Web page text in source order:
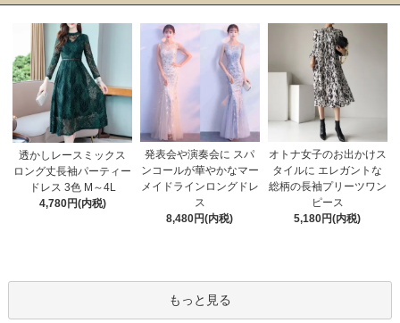
透かしレースミックス
ロング丈長袖パーティー
ドレス 3色 M～4L
4,780円(内税)
発表会や演奏会に スパ
ンコールが華やかなマー
メイドラインロングドレ
ス
8,480円(内税)
オトナ女子のお出かけス
タイルに エレガントな
総柄の長袖プリーツワン
ピース
5,180円(内税)
もっと見る